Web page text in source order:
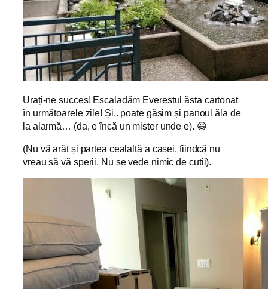
Urați-ne succes! Escaladăm Everestul ăsta cartonat
în următoarele zile! Și.. poate găsim și panoul ăla de
la alarmă… (da, e încă un mister unde e). 😀
(Nu vă arăt și partea cealaltă a casei, fiindcă nu
vreau să vă sperii. Nu se vede nimic de cutii).